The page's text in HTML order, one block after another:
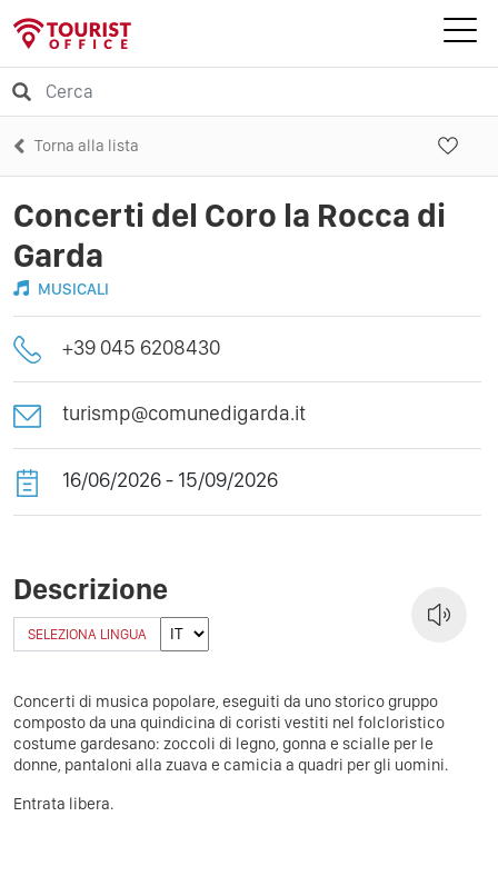
Torna alla lista
Concerti del Coro la Rocca di
Garda
MUSICALI
+39 045 6208430
turismp@comunedigarda.it
16/06/2026 - 15/09/2026
Descrizione
SELEZIONA LINGUA
Concerti di musica popolare, eseguiti da uno storico gruppo
composto da una quindicina di coristi vestiti nel folcloristico
costume gardesano: zoccoli di legno, gonna e scialle per le
donne, pantaloni alla zuava e camicia a quadri per gli uomini.
Entrata libera.